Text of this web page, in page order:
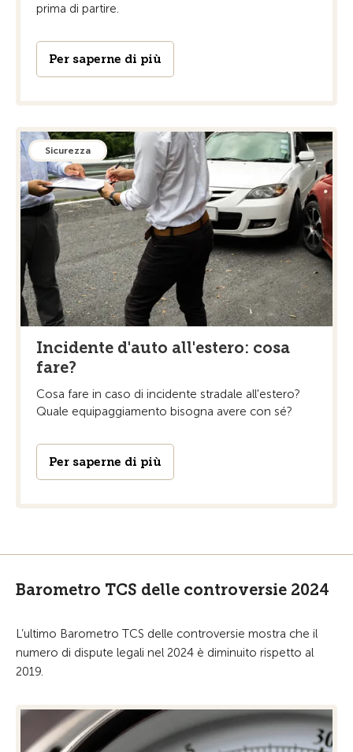
prima di partire.
Per saperne di più
Sicurezza
Incidente d'auto all'estero: cosa
fare?
Cosa fare in caso di incidente stradale all'estero?
Quale equipaggiamento bisogna avere con sé?
Per saperne di più
Barometro TCS delle controversie 2024
L’ultimo Barometro TCS delle controversie mostra che il
numero di dispute legali nel 2024 è diminuito rispetto al
2019.